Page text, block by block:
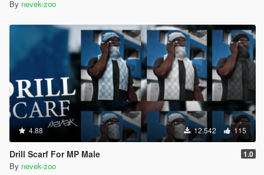
By nevek-zoo
4.88 12.542 115
Drill Scarf For MP Male 1.0
By nevek-zoo